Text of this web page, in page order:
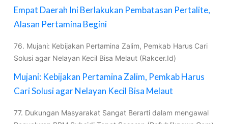
Empat Daerah Ini Berlakukan Pembatasan Pertalite,
Alasan Pertamina Begini
76. Mujani: Kebijakan Pertamina Zalim, Pemkab Harus Cari
Solusi agar Nelayan Kecil Bisa Melaut (Rakcer.Id)
Mujani: Kebijakan Pertamina Zalim, Pemkab Harus
Cari Solusi agar Nelayan Kecil Bisa Melaut
77. Dukungan Masyarakat Sangat Berarti dalam mengawal